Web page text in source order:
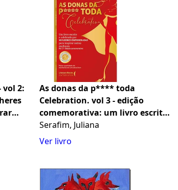
2:
As donas da p**** toda
Celebration. vol 3 - edição
comemorativa: um livro escrito
e celebrado por mulheres
empoderadas para inspirar
Serafim, Juliana
Ver livro